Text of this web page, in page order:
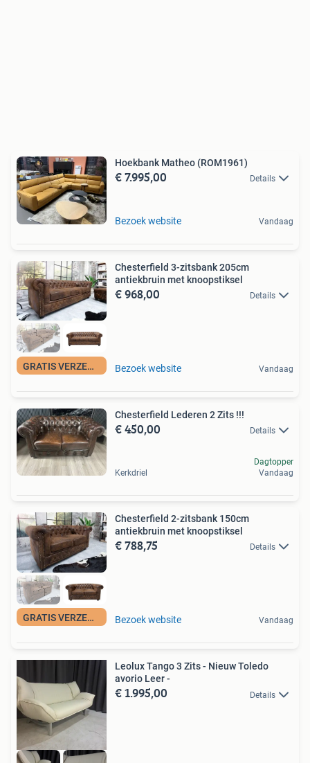
Hoekbank Matheo (ROM1961)
€ 7.995,00 Details
Bezoek website Vandaag
GRATIS VERZENDING
Chesterfield 3-zitsbank 205cm
antiekbruin met knoopstiksel
€ 968,00 Details
Bezoek website Vandaag
Chesterfield Lederen 2 Zits !!!
€ 450,00 Details
Kerkdriel
Dagtopper
Vandaag
GRATIS VERZENDING
Chesterfield 2-zitsbank 150cm
antiekbruin met knoopstiksel
€ 788,75 Details
Bezoek website Vandaag
Leolux Tango 3 Zits - Nieuw Toledo
avorio Leer -
€ 1.995,00 Details